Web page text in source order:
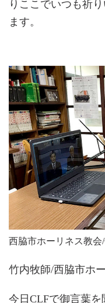
りここでいつも祈
ます。
西脇市ホーリネス教会
竹内牧師/西脇市ホ
今日CLFで御言葉